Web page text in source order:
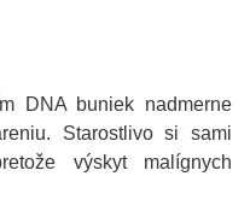
DNA buniek nadmerne
Starostlivo si sami
výskyt malígnych